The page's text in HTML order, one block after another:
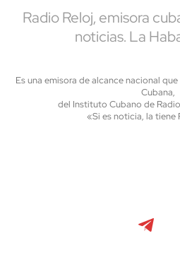
Radio Reloj, emisora
noticias. La
Es una emisora de alcance nacional
Cubana,
del Instituto Cubano de
«Si es noticia, la tiene